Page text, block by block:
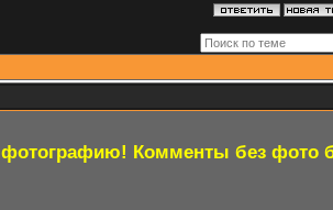
Комменты без фото